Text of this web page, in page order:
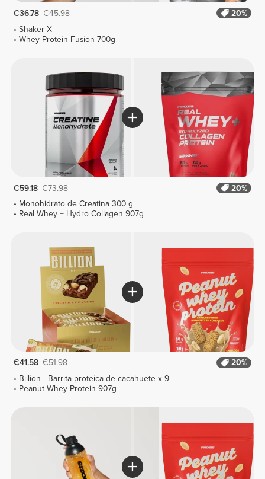
€36.78 €45.98
20%
Shaker X
Whey Protein Fusion 700g
€59.18 €73.98
20%
Monohidrato de Creatina 300 g
Real Whey + Hydro Collagen 907g
€41.58 €51.98
20%
Billion - Barrita proteica de cacahuete x 9
Peanut Whey Protein 907g